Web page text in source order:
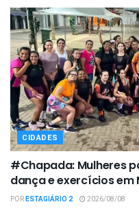
CIDADES
#Chapada: Mulheres
dança e exercícios em
PORESTAGIÁRIO 2 2026/08/08